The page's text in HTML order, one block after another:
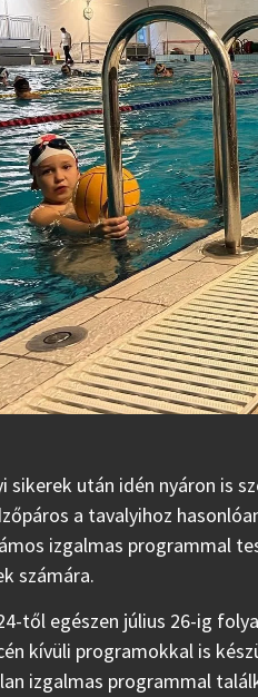
sikerek után idén nyáron is
a tavalyihoz
izgalmas programmal
számára.
től egészen július 26-ig
kívüli programokkal is
izgalmas programmal